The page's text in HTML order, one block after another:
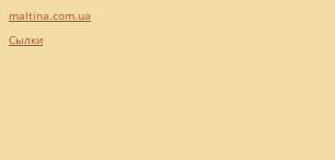
maltina.com.ua
Cылки